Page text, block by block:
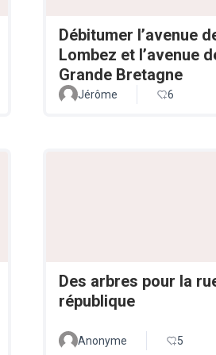
Débitumer l’avenue
Lombez et l’avenue
Grande Bretagne
Jérôme 6
Des arbres pour la
république
Anonyme 5